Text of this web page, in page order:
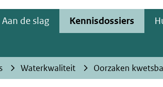
Aan de slag Kennisdossiers
Waterkwaliteit Oorzaken